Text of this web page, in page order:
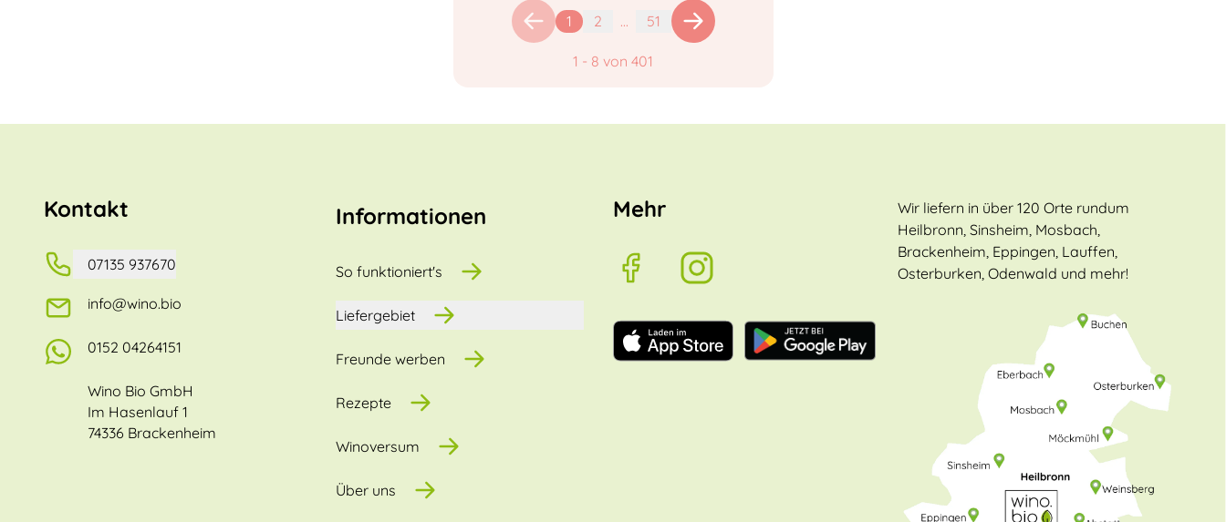
1 2 ... 51
1 - 8 von 401
Kontakt
07135 937670
info@wino.bio
0152 04264151
Wino Bio GmbH
Im Hasenlauf 1
74336 Brackenheim
Informationen
So funktioniert's
Liefergebiet
Freunde werben
Rezepte
Winoversum
Über uns
Mehr
Wir liefern in über 120 Orte rundum
Heilbronn, Sinsheim, Mosbach,
Brackenheim, Eppingen, Lauffen,
Osterburken, Odenwald und mehr!